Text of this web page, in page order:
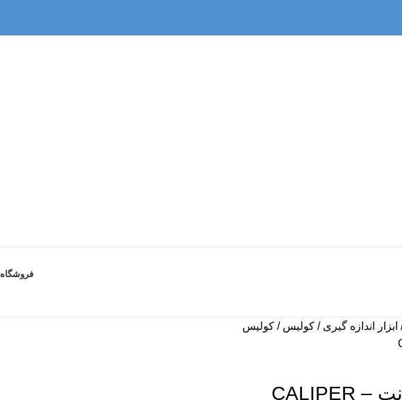
فروشگاه
ابزار اندازه گیری کولیس كوليس
كوليس ديجيتال ۱۵ سانت CALIPER –